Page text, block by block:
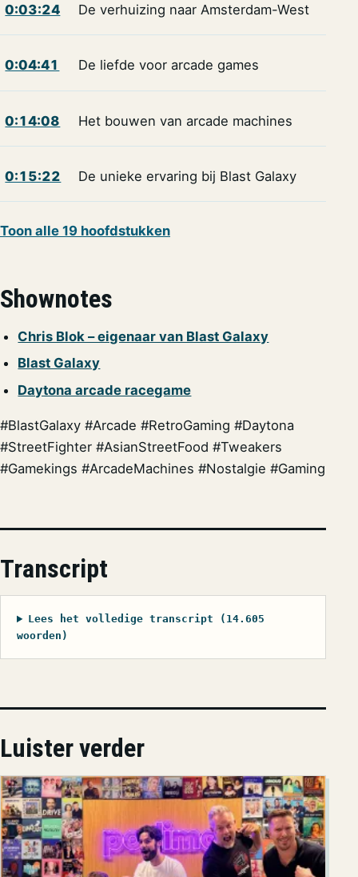
0:03:24 De verhuizing naar Amsterdam-West
0:04:41 De liefde voor arcade games
0:14:08 Het bouwen van arcade machines
0:15:22 De unieke ervaring bij Blast Galaxy
Toon alle 19 hoofdstukken
Shownotes
Chris Blok – eigenaar van Blast Galaxy
Blast Galaxy
Daytona arcade racegame
#BlastGalaxy #Arcade #RetroGaming #Daytona
#StreetFighter #AsianStreetFood #Tweakers
#Gamekings #ArcadeMachines #Nostalgie #Gaming
Transcript
Lees het volledige transcript (14.605
woorden)
Luister verder